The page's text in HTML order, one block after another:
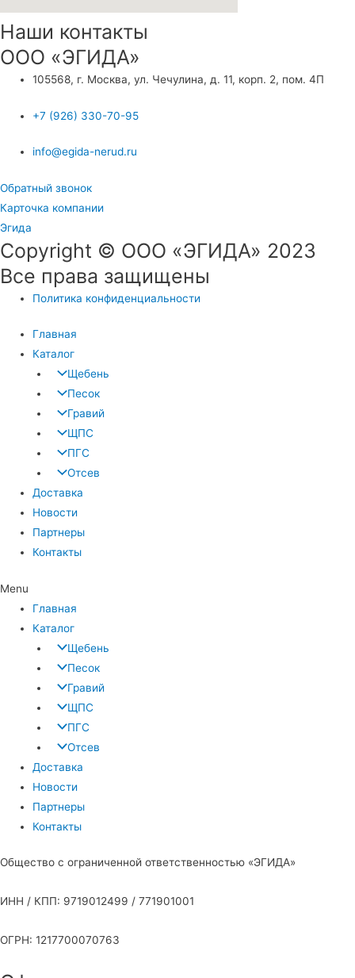
Наши контакты
ООО «ЭГИДА»
105568, г. Москва, ул. Чечулина, д. 11, корп. 2, пом. 4П
+7 (926) 330-70-95
info@egida-nerud.ru
Обратный звонок
Карточка компании
Эгида
Copyright © ООО «ЭГИДА» 2023
Все права защищены
Политика конфиденциальности
Главная
Каталог
Щебень
Песок
Гравий
ЩПС
ПГС
Отсев
Доставка
Новости
Партнеры
Контакты
Menu
Главная
Каталог
Щебень
Песок
Гравий
ЩПС
ПГС
Отсев
Доставка
Новости
Партнеры
Контакты
Общество с ограниченной ответственностью «ЭГИДА»
ИНН / КПП: 9719012499 / 771901001
ОГРН: 1217700070763